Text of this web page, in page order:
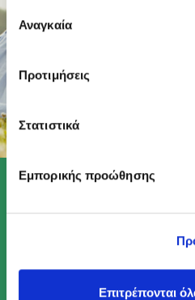
των υπηρεσιών τους.
Επιλογή
συγκατάθεσης
Αναγκαία
Προτιμήσεις
Στατιστικά
Εμπορικής προώθησης
Επιτρέπονται
Με το Πρόγραμμα Act
αίσθημα φροντίδας που
του DNA μας, ώστε
καλύτερο μέλλον